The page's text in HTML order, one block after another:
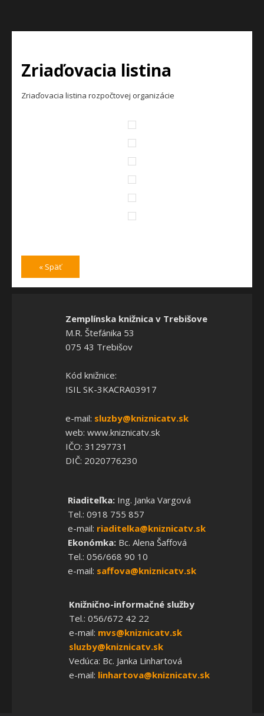
Zriaďovacia listina
Zriaďovacia listina rozpočtovej organizácie
« Späť
Zemplínska knižnica v Trebišove
M.R. Štefánika 53
075 43 Trebišov
Kód knižnice:
ISIL SK-3KACRA03917
e-mail: sluzby@kniznicatv.sk
web: www.kniznicatv.sk
IČO: 31297731
DIČ: 2020776230
Riaditeľka:Ing. Janka Vargová
Tel.: 0918 755 857
e-mail: riaditelka@kniznicatv.sk
Ekonómka:Bc. Alena Šaffová
Tel.: 056/668 90 10
e-mail: saffova@kniznicatv.sk
Knižnično-informačné služby
Tel.: 056/672 42 22
e-mail: mvs@kniznicatv.sk
sluzby@kniznicatv.sk
Vedúca: Bc. Janka Linhartová
e-mail: linhartova@kniznicatv.sk